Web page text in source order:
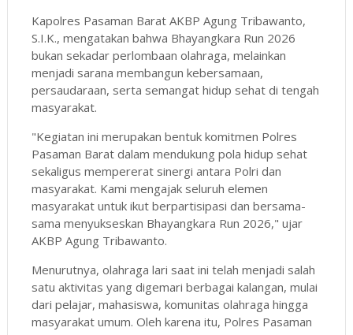
Kapolres Pasaman Barat AKBP Agung Tribawanto,
S.I.K., mengatakan bahwa Bhayangkara Run 2026
bukan sekadar perlombaan olahraga, melainkan
menjadi sarana membangun kebersamaan,
persaudaraan, serta semangat hidup sehat di tengah
masyarakat.
"Kegiatan ini merupakan bentuk komitmen Polres
Pasaman Barat dalam mendukung pola hidup sehat
sekaligus mempererat sinergi antara Polri dan
masyarakat. Kami mengajak seluruh elemen
masyarakat untuk ikut berpartisipasi dan bersama-
sama menyukseskan Bhayangkara Run 2026," ujar
AKBP Agung Tribawanto.
Menurutnya, olahraga lari saat ini telah menjadi salah
satu aktivitas yang digemari berbagai kalangan, mulai
dari pelajar, mahasiswa, komunitas olahraga hingga
masyarakat umum. Oleh karena itu, Polres Pasaman